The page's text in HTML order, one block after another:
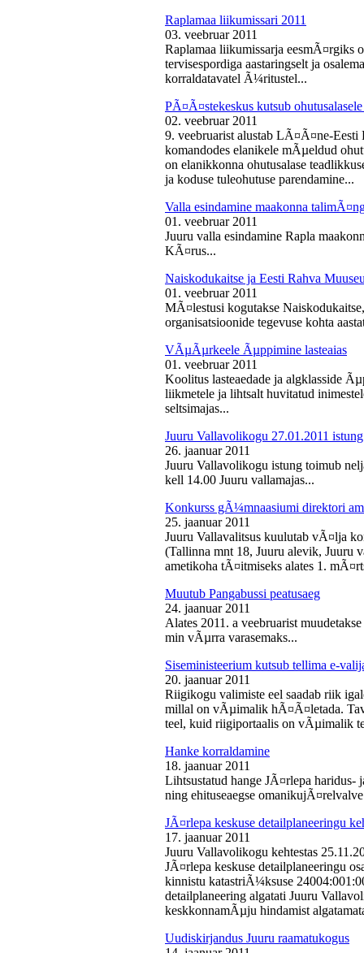
Raplamaa liikumissari 2011
03. veebruar 2011
Raplamaa liikumissarja eesmÃ¤rgiks
tervisespordiga aastaringselt ja
korraldatavatel Ã¼ritustel...
PÃ¤Ã¤stekeskus kutsub
02. veebruar 2011
9. veebruarist alustab LÃ¤Ã¤ne-
komandodes elanikele mÃµeldud
on elanikkonna ohutusalase
ja koduse tuleohutuse parendamine...
Valla esindamine maakonna
01. veebruar 2011
Juuru valla esindamine Rapla
KÃ¤rus...
Naiskodukaitse ja Eesti Rahva
01. veebruar 2011
MÃ¤lestusi kogutakse
organisatsioonide tegevuse kohta
VÃµÃµrkeele Ãµppimine lasteaias
01. veebruar 2011
Koolitus lasteaedade ja algklasside
liikmetele ja lihtsalt huvitatud
seltsimajas...
Juuru Vallavolikogu 27.01.2011 istung
26. jaanuar 2011
Juuru Vallavolikogu istung toimub
kell 14.00 Juuru vallamajas...
Konkurss gÃ¼mnaasiumi direktori
25. jaanuar 2011
Juuru Vallavalitsus kuulutab vÃ¤lja
(Tallinna mnt 18, Juuru alevik, Juuru
ametikoha tÃ¤itmiseks alates 1.
Muutub Pangabussi peatusaeg
24. jaanuar 2011
Alates 2011. a veebruarist
min vÃµrra varasemaks...
Siseministeerium kutsub tellima e-
20. jaanuar 2011
Riigikogu valimiste eel saadab riik
millal on vÃµimalik hÃ¤Ã¤letada.
teel, kuid riigiportaalis on vÃµimalik
Hanke korraldamine
18. jaanuar 2011
Lihtsustatud hange JÃ¤rlepa
ning ehituseaegse
JÃ¤rlepa keskuse detailplaneeringu
17. jaanuar 2011
Juuru Vallavolikogu kehtestas
JÃ¤rlepa keskuse detailplaneeringu
kinnistu katastriÃ¼ksuse
detailplaneering algatati Juuru
keskkonnamÃµju hindamist
Uudiskirjandus Juuru raamatukogus